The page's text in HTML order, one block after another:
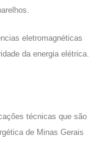
eletromagnéticas
da energia elétrica.
técnicas que são
de Minas Gerais